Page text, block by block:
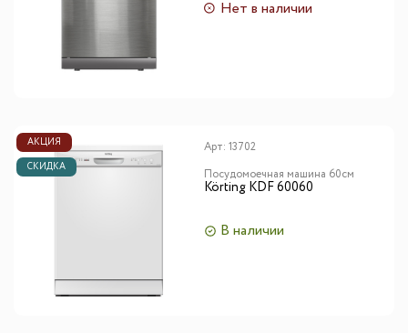
Нет в наличии
АКЦИЯ
СКИДКА
Арт: 13702
Посудомоечная машина 60см
Körting KDF 60060
В наличии